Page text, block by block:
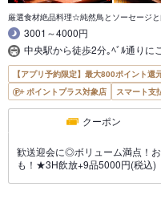
厳選食材絶品料理☆純然鳥とソーセージと
3001～4000円
中央駅から徒歩2分｡ﾍﾞﾙ通りに
【アプリ予約限定】最大800ポイント還
ポイントプラス対象店
スマート支
クーポン
歓送迎会に◎ボリューム満点！
も！★3H飲放+9品5000円(税込)